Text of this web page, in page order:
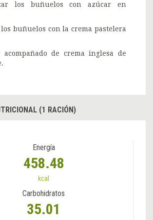
los buñuelos con azúcar en
buñuelos con la crema pastelera
acompañado de crema inglesa de
(1 RACIÓN)
Energía
458.48
kcal
Carbohidratos
35.01